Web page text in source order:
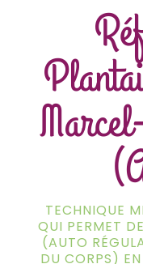
TECHNIQUE
QUI PERMET
(AUTO
DU CORPS)